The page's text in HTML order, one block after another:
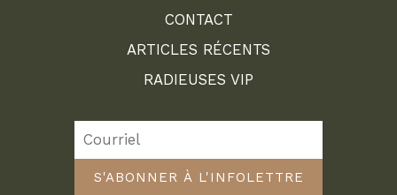
CONTACT
ARTICLES RÉCENTS
RADIEUSES VIP
S'ABONNER À L'INFOLETTRE